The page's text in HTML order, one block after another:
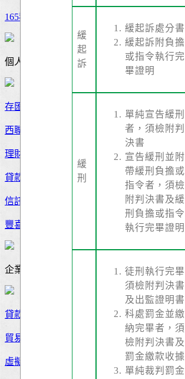
165報案
個人服務
存匯
西聯匯款
理財服務
貸款
信託
豐喜迎京
企業服務
貸款
貿易服務
虛擬帳號
緩
起
訴
緩起訴處分書
緩起訴附負擔
或指令執行完
畢證明
緩
刑
單純宣告緩刑
者，須檢附判
決書
宣告緩刑並附
帶緩刑負擔或
指令者，須檢
附判決書及緩
刑負擔或指令
執行完畢證明
徒刑執行完畢
須檢附判決書
及出監證明書
科處罰金並繳
納完畢者，須
檢附判決書及
罰金繳款收據
單純裁判罰金